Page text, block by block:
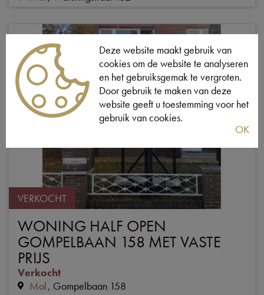
VERKOCHT
WONING HALF OPEN
GOMPELBAAN 158 MET VASTE
PRIJS
Verkocht
Mol Gompelbaan 158
Deze website maakt gebruik van
cookies om de website te analyseren
en het gebruiksgemak te vergroten.
Door gebruik te maken van deze
website geeft u toestemming voor het
gebruik van cookies.
OK